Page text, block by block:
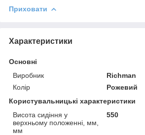
Приховати
Характеристики
Основні
Виробник
Richman
Колір
Рожевий
Користувальницькі характеристики
Висота сидіння у
верхньому положенні, мм,
мм
550